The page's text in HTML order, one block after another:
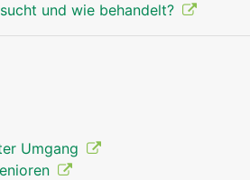
und wie behandelt?
Umgang